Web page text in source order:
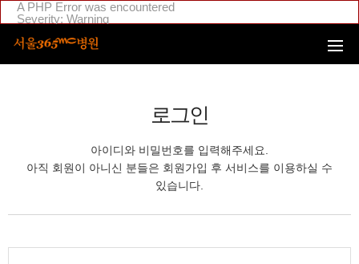
A PHP Error was encountered
Severity: Warning
Filename: _inc/header_body.php
Backtrace:
Function: include
File:
/home/login/public_html/application/views/mobile/seoul/_inc/
Function: include
Function: view
본문 바로가기
로그인
아이디와 비밀번호를 입력해주세요.
아직 회원이 아니신 분들은 회원가입 후 서비스를 이용하실 수
있습니다.